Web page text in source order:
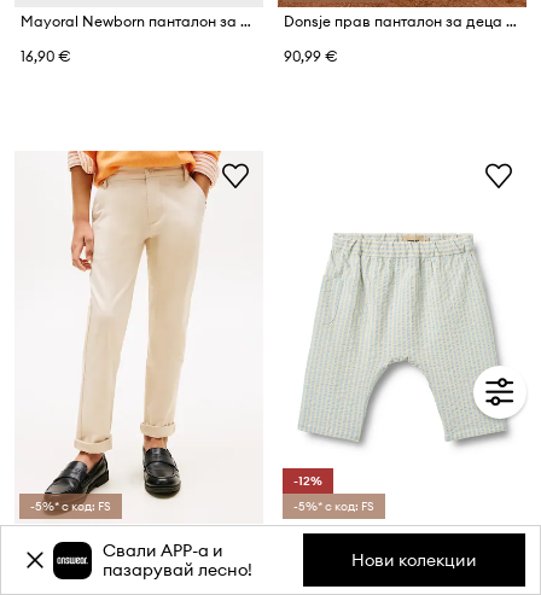
Mayoral Newborn панталон за бебе от памук
16,90 €
Donsje прав панталон за деца от памук
90,99 €
-5%* с код: FS
Текуща цена:
39,99 €
-12%
-5%* с код: FS
Wheat панталон за бебе памучен
Текуща цена:
Свали APP-a и
пазарувай лесно!
Нови колекции